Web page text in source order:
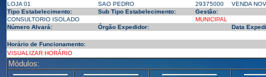
LOJA 01
SAO PEDRO 29375000
VENDA
Tipo Estabelecimento:
Sub Tipo Estabelecimento:
Gestão:
CONSULTORIO ISOLADO
MUNICIPAL
Número Alvará:
Órgão Expedidor: Data
Horário de Funcionamento:
VISUALIZAR HORÁRIO
Módulos: